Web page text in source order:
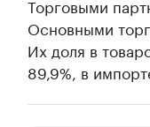
Торговыми
Основными
Их доля в
89,9%, в